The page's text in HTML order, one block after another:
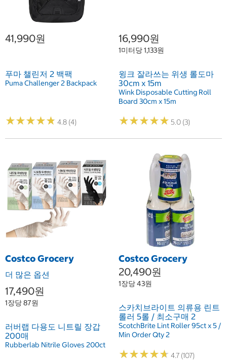
41,990원
푸마 챌린저 2 백팩
Puma Challenger 2 Backpack
★★★★★
★★★★★ 4.8 (4)
16,990원
1미터당 1,133원
윙크 잘라쓰는 위생 롤도마
30cm x 15m
Wink Disposable Cutting Roll
Board 30cm x 15m
★★★★★
★★★★★ 5.0 (3)
Costco Grocery
더 많은 옵션
17,490원
1장당 87원
러버랩 다용도 니트릴 장갑
200매
Rubberlab Nitrile Gloves 200ct
Costco Grocery
20,490원
1장당 43원
스카치브라이트 의류용 린트
롤러 5롤 / 최소구매 2
ScotchBrite Lint Roller 95ct x 5 /
Min Order Qty 2
★★★★★
★★★★★ 4.7 (107)